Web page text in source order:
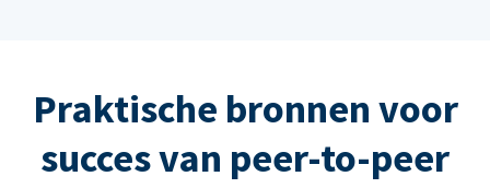
Praktische bronnen voor
succes van peer-to-peer